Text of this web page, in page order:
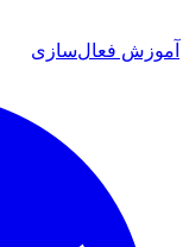
آموزش فعال‌سازی